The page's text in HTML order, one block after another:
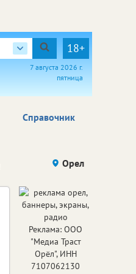
18+
7 августа 2026 г.
пятница
Справочник
Происшествия Здоровье
Орел
Реклама: ООО
"Медиа Траст
Орёл", ИНН
7107062130